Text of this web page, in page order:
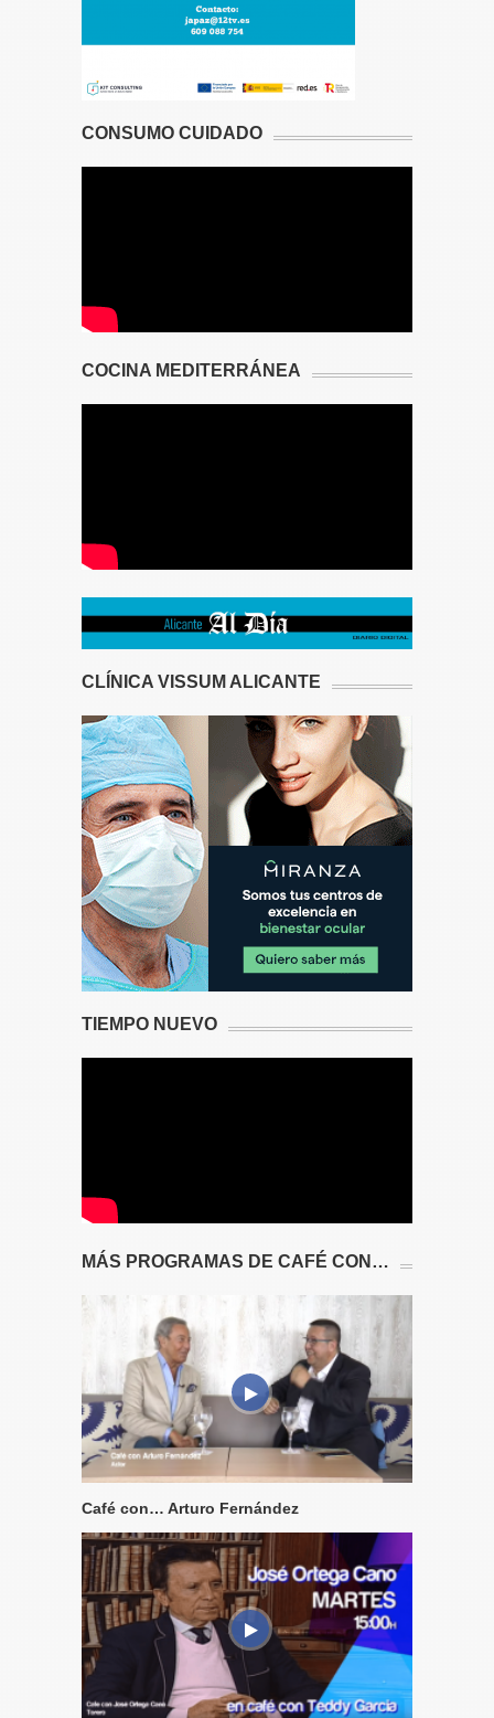
CONSUMO CUIDADO
COCINA MEDITERRÁNEA
CLÍNICA VISSUM ALICANTE
TIEMPO NUEVO
MÁS PROGRAMAS DE CAFÉ CON…
Café con… Arturo Fernández